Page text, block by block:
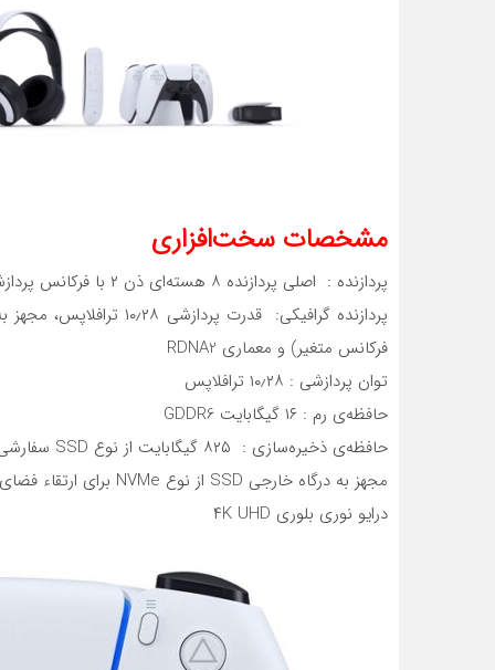
مشخصات سخت‌افزاری
پردازنده : اصلی پردازنده ۸ هسته‌ا‌ی ذن ۲ با فرکانس پردازشی ۳/۵ گیگاهرتز (دارای فرکانس متغیر)
فرکانس متغیر) و معماری RDNA2
توان پردازشی : ۱۰٫۲۸ ترافلاپس
حافظه‌ی رم : ۱۶ گیگابایت GDDR6
حافظه‌ی ذخیره‌سازی : ۸۲۵ گیگابایت از نوع SSD سفارشی‌سازی‌شده
مجهز به درگاه خارجی SSD از نوع NVMe برای ارتقاء فضای ذخیره‌سازی
درایو نوری بلوری ۴K UHD